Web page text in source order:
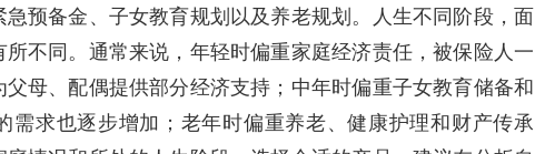
预备金、子女教育规划以及养老规划。人生不同阶段，面
不同。通常来说，年轻时偏重家庭经济责任，被保险人一
母、配偶提供部分经济支持；中年时偏重子女教育储备和
需求也逐步增加；老年时偏重养老、健康护理和财产传承